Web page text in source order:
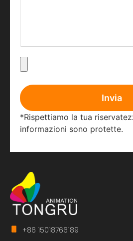
Invia
*Rispettiamo la tua
informazioni sono protette.
+86 15018766189